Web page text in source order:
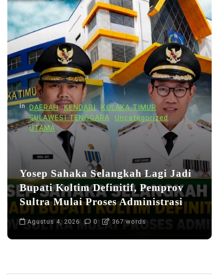
In DAERAH KENDARI
KOLAKA TIMUR
SULAWESI TENGGARA
Uncategorized
UTAMA
Yosep Sahaka Selangkah Lagi Jadi
Bupati Koltim Definitif, Pemprov
Sultra Mulai Proses Administrasi
Agustus 4, 2026 0 367 words